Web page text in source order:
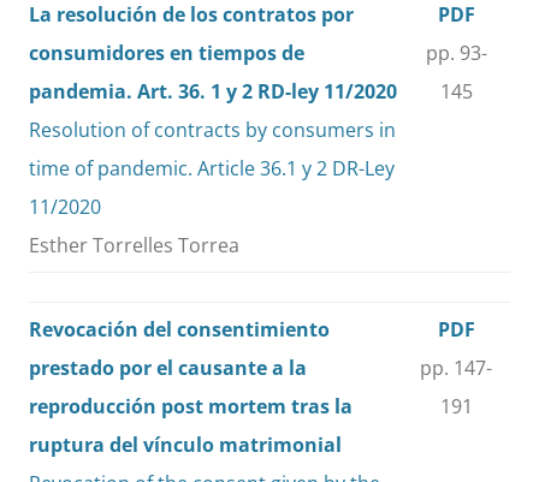
La resolución de los contratos por
consumidores en tiempos de
pandemia. Art. 36. 1 y 2 RD-ley 11/2020
Resolution of contracts by consumers in
time of pandemic. Article 36.1 y 2 DR-Ley
11/2020
Esther Torrelles Torrea
PDF
pp. 93-
145
Revocación del consentimiento
prestado por el causante a la
reproducción post mortem tras la
ruptura del vínculo matrimonial
PDF
pp. 147-
191